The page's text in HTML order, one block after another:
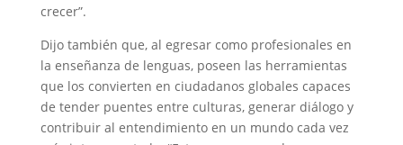
crecer”.
Dijo también que, al egresar como profesionales en
la enseñanza de lenguas, poseen las herramientas
que los convierten en ciudadanos globales capaces
de tender puentes entre culturas, generar diálogo y
contribuir al entendimiento en un mundo cada vez